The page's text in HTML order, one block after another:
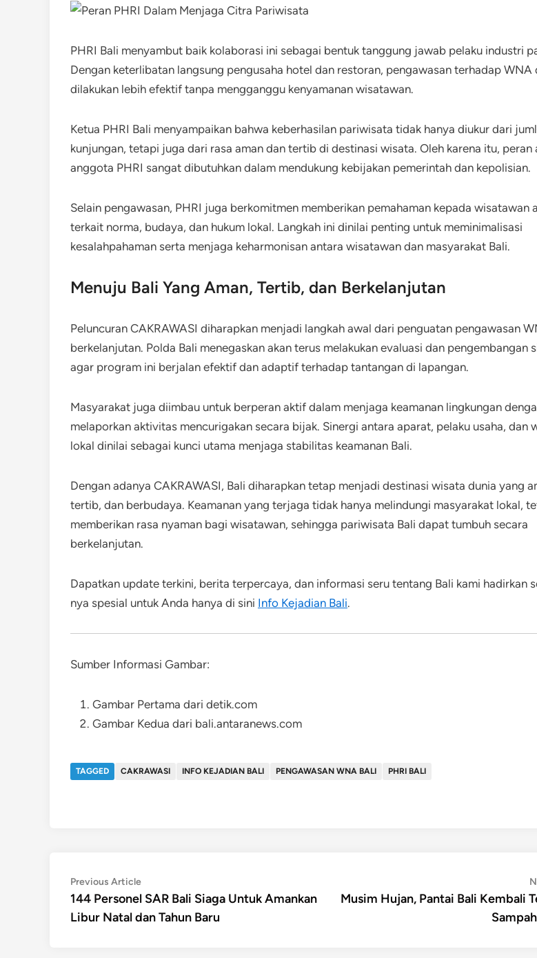
PHRI Bali menyambut baik kolaborasi ini sebagai bentuk tanggung jawab pelaku industri
Dengan keterlibatan langsung pengusaha hotel dan restoran, pengawasan terhadap WNA
dilakukan lebih efektif tanpa mengganggu kenyamanan wisatawan.
Ketua PHRI Bali menyampaikan bahwa keberhasilan pariwisata tidak hanya diukur dari
kunjungan, tetapi juga dari rasa aman dan tertib di destinasi wisata. Oleh karena itu, peran
anggota PHRI sangat dibutuhkan dalam mendukung kebijakan pemerintah dan kepolisian.
Selain pengawasan, PHRI juga berkomitmen memberikan pemahaman kepada wisatawan
terkait norma, budaya, dan hukum lokal. Langkah ini dinilai penting untuk meminimalisasi
kesalahpahaman serta menjaga keharmonisan antara wisatawan dan masyarakat Bali.
Menuju Bali Yang Aman, Tertib, dan Berkelanjutan
Peluncuran CAKRAWASI diharapkan menjadi langkah awal dari penguatan pengawasan
berkelanjutan. Polda Bali menegaskan akan terus melakukan evaluasi dan pengembangan
agar program ini berjalan efektif dan adaptif terhadap tantangan di lapangan.
Masyarakat juga diimbau untuk berperan aktif dalam menjaga keamanan lingkungan
melaporkan aktivitas mencurigakan secara bijak. Sinergi antara aparat, pelaku usaha, dan
lokal dinilai sebagai kunci utama menjaga stabilitas keamanan Bali.
Dengan adanya CAKRAWASI, Bali diharapkan tetap menjadi destinasi wisata dunia yang
tertib, dan berbudaya. Keamanan yang terjaga tidak hanya melindungi masyarakat lokal,
memberikan rasa nyaman bagi wisatawan, sehingga pariwisata Bali dapat tumbuh secara
berkelanjutan.
Dapatkan update terkini, berita terpercaya, dan informasi seru tentang Bali kami hadirkan
nya spesial untuk Anda hanya di sini Info Kejadian Bali.
Sumber Informasi Gambar:
Gambar Pertama dari detik.com
Gambar Kedua dari bali.antaranews.com
TAGGED CAKRAWASI INFO KEJADIAN BALI PENGAWASAN WNA BALI PHRI BALI
Post
navigation
Previous ArticlePrevious
article:
144 Personel SAR Bali Siaga Untuk Amankan
Libur Natal dan Tahun Baru
Musim Hujan, Pantai Bali Kembali